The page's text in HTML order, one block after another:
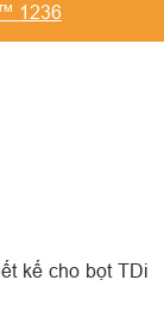
1236
kế cho bọt TDi